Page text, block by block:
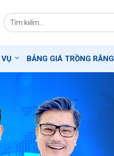
BẢNG GIÁ TRỒNG RĂNG